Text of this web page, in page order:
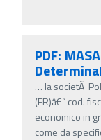
PDF:
… la societÃ
(FR)â€“ cod.
economico in
come da